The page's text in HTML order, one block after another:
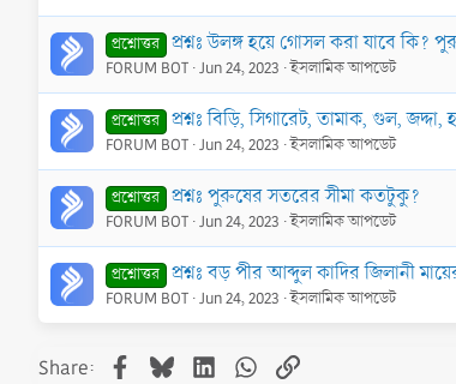
প্রশ্নোত্তর প্রশ্নঃ উলঙ্গ হয়ে গোসল করা যাবে কি?
FORUM BOT Jun 24, 2023 ইসলামিক আপডেট
প্রশ্নোত্তর প্রশ্নঃ বিড়ি, সিগারেট, তামাক, গুল, জদ্দা,
FORUM BOT Jun 24, 2023 ইসলামিক আপডেট
প্রশ্নোত্তর প্রশ্নঃ পুরুষের সতরের সীমা কতটুকু?
FORUM BOT Jun 24, 2023 ইসলামিক আপডেট
প্রশ্নোত্তর প্রশ্নঃ বড় পীর আব্দুল কাদির জিলানী
FORUM BOT Jun 24, 2023 ইসলামিক আপডেট
Share: Facebook
BlueskyLinkedInWhatsApp
Link